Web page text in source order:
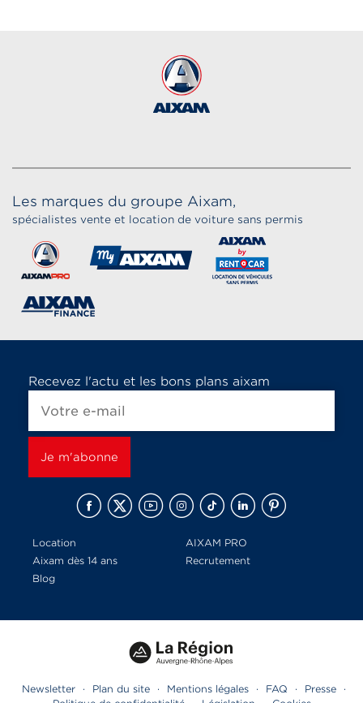
Les marques du groupe Aixam,
spécialistes vente et location de voiture sans permis
Recevez l'actu et les bons plans aixam
Location
AIXAM PRO
Aixam dès 14 ans
Recrutement
Blog
Newsletter · Plan du site · Mentions légales · FAQ · Presse
·